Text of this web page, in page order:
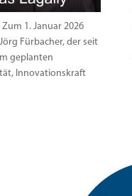
1. Januar 2026
Fürbacher, der seit
geplanten
Innovationskraft